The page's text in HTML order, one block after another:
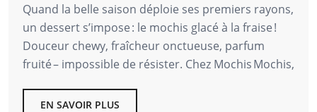
Quand la belle saison déploie ses premiers rayons,
un dessert s’impose : le mochis glacé à la fraise !
Douceur chewy, fraîcheur onctueuse, parfum
fruité – impossible de résister. Chez Mochis Mochis,
EN SAVOIR PLUS